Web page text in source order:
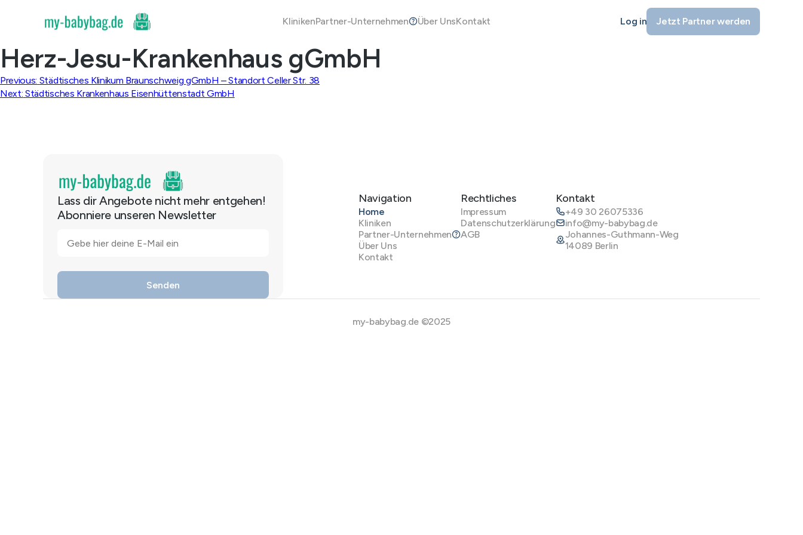
KlinikenPartner-Unternehmen Über UnsKontakt Log in Jetzt Partner werden
Herz-Jesu-Krankenhaus gGmbH
Beitragsnavigation
Previous: Städtisches Klinikum Braunschweig gGmbH – Standort Celler Str. 38
Next: Städtisches Krankenhaus Eisenhüttenstadt GmbH
Lass dir Angebote nicht mehr entgehen!
Abonniere unseren Newsletter
Navigation
Home
Kliniken
Partner-Unternehmen
Über Uns
Kontakt
Rechtliches
Impressum
Datenschutzerklärung
AGB
Kontakt
+49 30 26075336
info@my-babybag.de
Johannes-Guthmann-Weg
14089 Berlin
my-babybag.de ©2025